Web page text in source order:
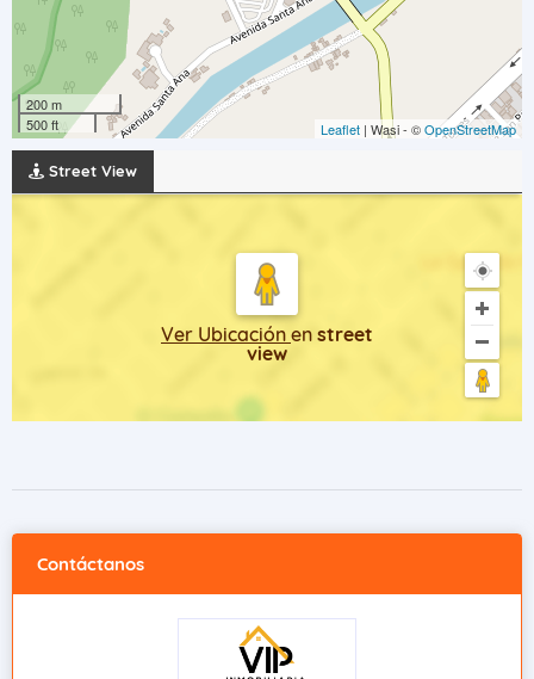
200 m
500 ft
Leaflet | Wasi - ©OpenStreetMap
Street View
Ver Ubicación en street
view
Contáctanos